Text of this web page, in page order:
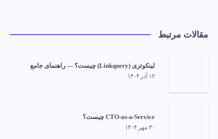
مقالات مرتبط
لینکوئری (Linkquery) چیست؟ — راهنمای جامع
۱۲ آذر ۱۴۰۴
CTO-as-a-Service چیست؟
۳۰ مهر ۱۴۰۴